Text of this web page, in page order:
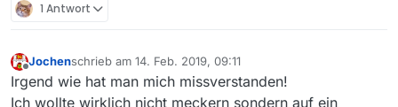
1 Antwort
Offline
Jochenschrieb am 14. Feb. 2019, 09:11
zuletzt editiert von
Irgend wie hat man mich missverstanden!
Ich wollte wirklich nicht meckern sondern auf ein